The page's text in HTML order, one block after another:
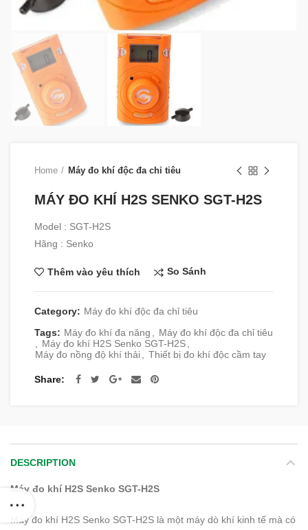
Home Máy đo khí độc đa chỉ tiêu
MÁY ĐO KHÍ H2S SENKO SGT-H2S
Model : SGT-H2S
Hãng : Senko
Thêm vào yêu thích So Sánh
Category: Máy đo khí độc đa chỉ tiêu
Tags: Máy đo khí đa năng
Máy đo khí độc đa chỉ tiêu
Máy đo khí H2S Senko SGT-H2S
Máy đo nồng độ khí thải
Thiết bị đo khí độc cầm tay
Share
DESCRIPTION
Máy đo khí H2S Senko SGT-H2S
Máy đo khí H2S Senko SGT-H2S là một máy dò khí kinh tế mà có